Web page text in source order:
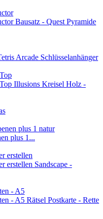
Bausatz - Quest Pyramide
Arcade Schlüsselanhänger
Illusions Kreisel Holz -
plus 1...
Sandscape -
Rätsel Postkarte - Rette